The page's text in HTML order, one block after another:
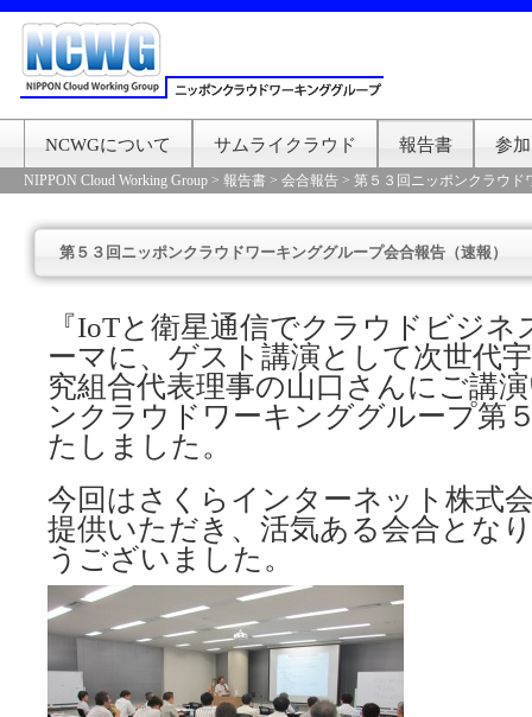
NCWGについて サムライクラウド 報告書 参
NIPPON Cloud Working Group > 報告書 > 会合報告 > 第５３回ニッポンクラウド
第５３回ニッポンクラウドワーキンググループ会合報告（速報）
『IoTと衛星通信でクラウドビジ
ーマに、ゲスト講演として次世代
究組合代表理事の山口さんにご講
ンクラウドワーキンググループ第
たしました。
今回はさくらインターネット株式
提供いただき、活気ある会合とな
うございました。